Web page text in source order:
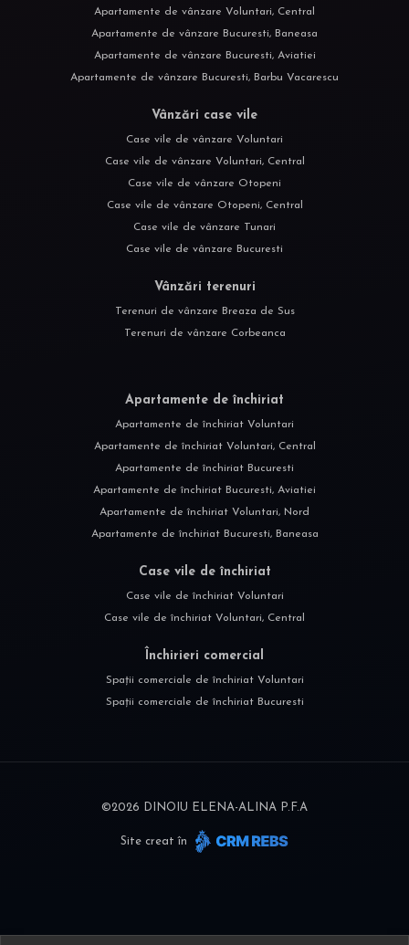
Apartamente de vânzare Voluntari, Central
Apartamente de vânzare Bucuresti, Baneasa
Apartamente de vânzare Bucuresti, Aviatiei
Apartamente de vânzare Bucuresti, Barbu Vacarescu
Vânzări case vile
Case vile de vânzare Voluntari
Case vile de vânzare Voluntari, Central
Case vile de vânzare Otopeni
Case vile de vânzare Otopeni, Central
Case vile de vânzare Tunari
Case vile de vânzare Bucuresti
Vânzări terenuri
Terenuri de vânzare Breaza de Sus
Terenuri de vânzare Corbeanca
Apartamente de închiriat
Apartamente de închiriat Voluntari
Apartamente de închiriat Voluntari, Central
Apartamente de închiriat Bucuresti
Apartamente de închiriat Bucuresti, Aviatiei
Apartamente de închiriat Voluntari, Nord
Apartamente de închiriat Bucuresti, Baneasa
Case vile de închiriat
Case vile de închiriat Voluntari
Case vile de închiriat Voluntari, Central
Închirieri comercial
Spații comerciale de închiriat Voluntari
Spații comerciale de închiriat Bucuresti
©2026 DINOIU ELENA-ALINA P.F.A
Site creat în